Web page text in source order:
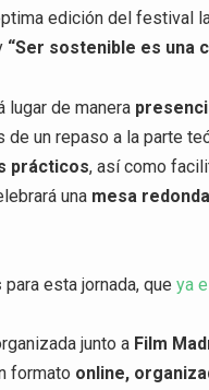
edición del festival
“Ser sostenible es una
lugar de manera
de un repaso a la parte
prácticos, así como
una mesa redonda
para esta jornada, queya
junto a Film
formato online,